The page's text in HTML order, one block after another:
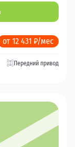
от 12 431 ₽/мес
Передний привод